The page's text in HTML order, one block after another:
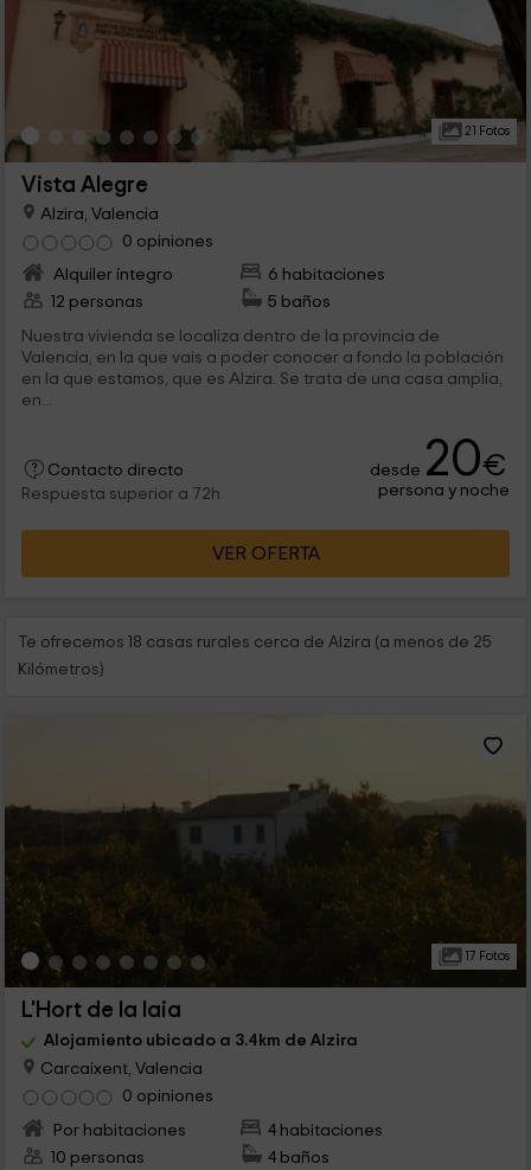
21 Fotos
Vista Alegre
Alzira, Valencia
0 opiniones
Alquiler íntegro
6 habitaciones
12 personas
5 baños
Nuestra vivienda se localiza dentro de la provincia de
Valencia, en la que vais a poder conocer a fondo la población
en la que estamos, que es Alzira. Se trata de una casa amplia,
en...
Contacto directo
Respuesta superior a 72h
desde 20€
persona y noche
VER OFERTA
Te ofrecemos 18 casas rurales cerca de Alzira (a menos de 25
Kilómetros)
17 Fotos
L'Hort de la Iaia
Alojamiento ubicado a 3.4km de Alzira
Carcaixent, Valencia
0 opiniones
Por habitaciones
4 habitaciones
10 personas
4 baños